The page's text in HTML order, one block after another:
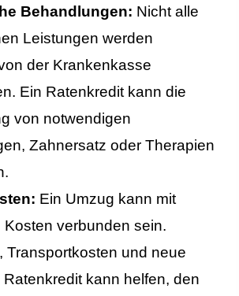
Behandlungen: Nicht alle
Leistungen werden
der Krankenkasse
Ein Ratenkredit kann die
von notwendigen
Zahnersatz oder Therapien
Ein Umzug kann mit
Kosten verbunden sein.
Transportkosten und neue
Ratenkredit kann helfen, den